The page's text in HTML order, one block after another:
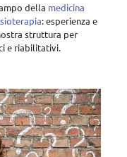
della medicina
: esperienza e
struttura per
e riabilitativi.